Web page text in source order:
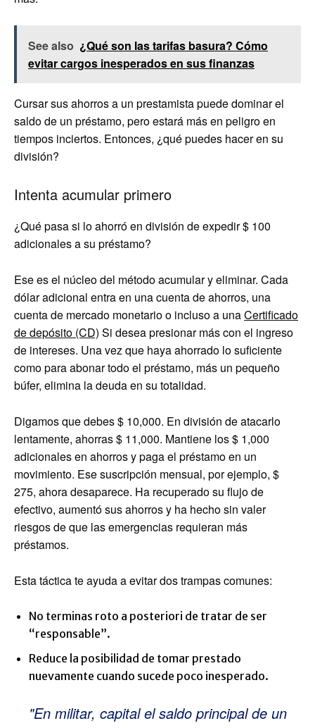
See also ¿Qué son las tarifas basura? Cómo
evitar cargos inesperados en sus finanzas
Cursar sus ahorros a un prestamista puede dominar el
saldo de un préstamo, pero estará más en peligro en
tiempos inciertos. Entonces, ¿qué puedes hacer en su
división?
Intenta acumular primero
¿Qué pasa si lo ahorró en división de expedir $ 100
adicionales a su préstamo?
Ese es el núcleo del método acumular y eliminar. Cada
dólar adicional entra en una cuenta de ahorros, una
cuenta de mercado monetario o incluso a unaCertificado
de depósito (CD) Si desea presionar más con el ingreso
de intereses. Una vez que haya ahorrado lo suficiente
como para abonar todo el préstamo, más un pequeño
búfer, elimina la deuda en su totalidad.
Digamos que debes $ 10,000. En división de atacarlo
lentamente, ahorras $ 11,000. Mantiene los $ 1,000
adicionales en ahorros y paga el préstamo en un
movimiento. Ese suscripción mensual, por ejemplo, $
275, ahora desaparece. Ha recuperado su flujo de
efectivo, aumentó sus ahorros y ha hecho sin valer
riesgos de que las emergencias requieran más
préstamos.
Esta táctica te ayuda a evitar dos trampas comunes:
No terminas roto a posteriori de tratar de ser
“responsable”.
Reduce la posibilidad de tomar prestado
nuevamente cuando sucede poco inesperado.
En militar, capital el saldo principal de un